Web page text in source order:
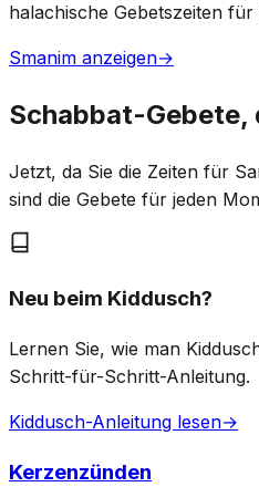
halachische Gebetszeiten
Smanim anzeigen→
Schabbat-Gebete,
Jetzt, da Sie die Zeiten für
sind die Gebete für jeden
Neu beim Kiddusch?
Lernen Sie, wie man
Schritt-für-Schritt-Anleitung.
Kiddusch-Anleitung lesen→
Kerzenzünden